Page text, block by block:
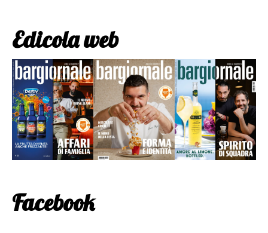
Edicola web
Facebook